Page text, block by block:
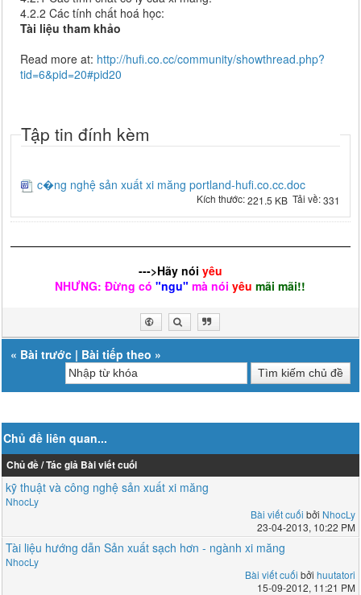
4.2.2 Các tính chất hoá học:
Tài liệu tham khảo
Read more at: http://hufi.co.cc/community/showthread.php?
tid=6&pid=20#pid20
Tập tin đính kèm
c�ng nghệ sản xuất xi măng portland-hufi.co.cc.doc
Kích thước:221.5 KBTải về:331
--->Hãy nói yêu
NHƯNG: Đừng có "ngu" mà nói yêu mãi mãi!!
« Bài trước | Bài tiếp theo »
Chủ đề liên quan...
Chủ đề / Tác giả Bài viết cuối
kỹ thuật và công nghệ sản xuất xi măng
NhocLy
Bài viết cuối bởi NhocLy
23-04-2013, 10:22 PM
Tài liệu hướng dẫn Sản xuất sạch hơn - ngành xi măng
NhocLy
Bài viết cuối bởi huutatori
15-09-2012, 11:21 PM